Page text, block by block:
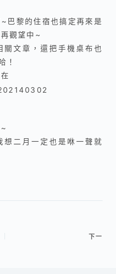
巴黎的住宿也搞定再來是
觀望中~
關文章 ，還把手機桌布也
！
想二月一定也是咻一聲就
下一